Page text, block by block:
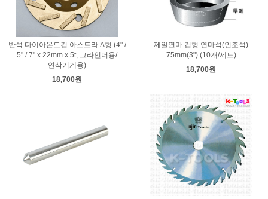
반석 다이아몬드컵 아스트라 A형 (4" /
5" / 7" x 22mm x 5t, 그라인더용/
연삭기계용)
18,700원
제일연마 컵형 연마석(인조석)
75mm(3") (10개/세트)
18,700원